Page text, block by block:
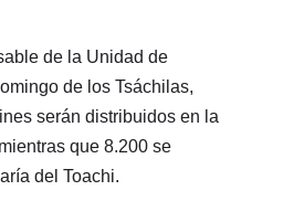
de la Unidad de
de los Tsáchilas,
serán distribuidos en la
que 8.200 se
del Toachi.